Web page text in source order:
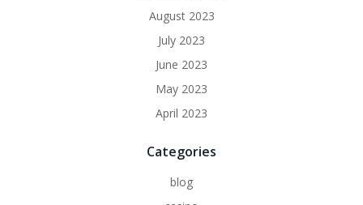
August 2023
July 2023
June 2023
May 2023
April 2023
Categories
blog